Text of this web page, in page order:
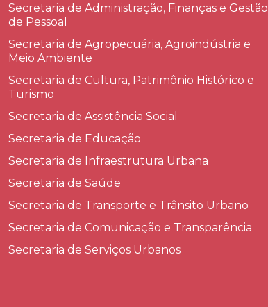
Secretaria de Administração, Finanças e Gestão
de Pessoal
Secretaria de Agropecuária, Agroindústria e
Meio Ambiente
Secretaria de Cultura, Patrimônio Histórico e
Turismo
Secretaria de Assistência Social
Secretaria de Educação
Secretaria de Infraestrutura Urbana
Secretaria de Saúde
Secretaria de Transporte e Trânsito Urbano
Secretaria de Comunicação e Transparência
Secretaria de Serviços Urbanos